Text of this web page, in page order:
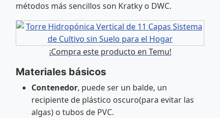
métodos más sencillos son Kratky o DWC.
¡Compra este producto en Temu!
Materiales básicos
Contenedor, puede ser un balde, un
recipiente de plástico oscuro(para evitar las
algas) o tubos de PVC.